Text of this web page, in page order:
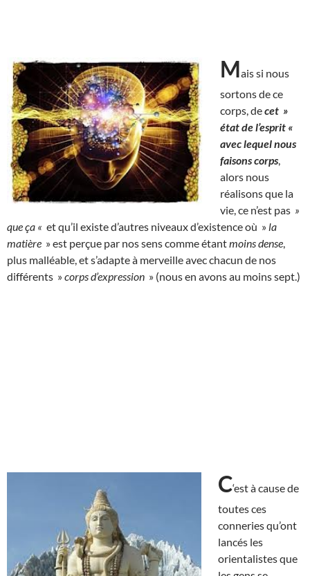
Mais si nous
sortons de ce
corps, decet »
état de l’esprit «
avec lequel nous
faisons corps
alors nous
réalisons que la
vie, ce n’est pas »
que ça « et qu’il existe d’autres niveaux d’existence où » la
matière » est perçue par nos sens comme étantmoins dense
plus malléable, et s’adapte à merveille avec chacun de nos
différents »corps d’expression » (nous en avons au moins sept.)
C‘est à cause de
toutes ces
conneries qu’ont
lancés les
orientalistes que